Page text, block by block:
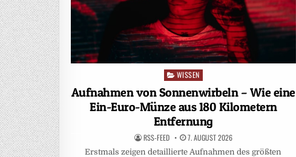
Posted
in
WISSEN
Aufnahmen von Sonnenwirbeln – Wie eine
Ein-Euro-Münze aus 180 Kilometern
Entfernung
RSS-FEED 7. AUGUST 2026
Erstmals zeigen detaillierte Aufnahmen des größten